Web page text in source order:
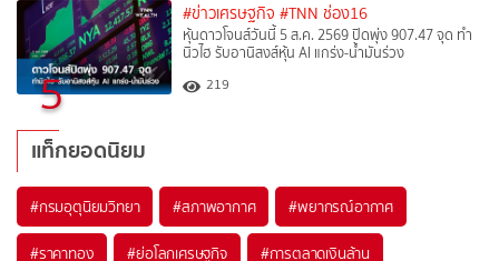
5
#ข่าวเศรษฐกิจ #TNN ช่อง16
หุ้นดาวโจนส์วันนี้ 5 ส.ค. 2569 ปิดพุ่ง 907.47 จุด ทำ
นิวไฮ รับอานิสงส์หุ้น AI แกร่ง-น้ำมันร่วง
219
แท็กยอดนิยม
#กรมอุตุนิยมวิทยา #สภาพอากาศ #พยากรณ์อากาศ
#ราคาทอง #ย่อโลกเศรษฐกิจ #การตลาดเงินล้าน